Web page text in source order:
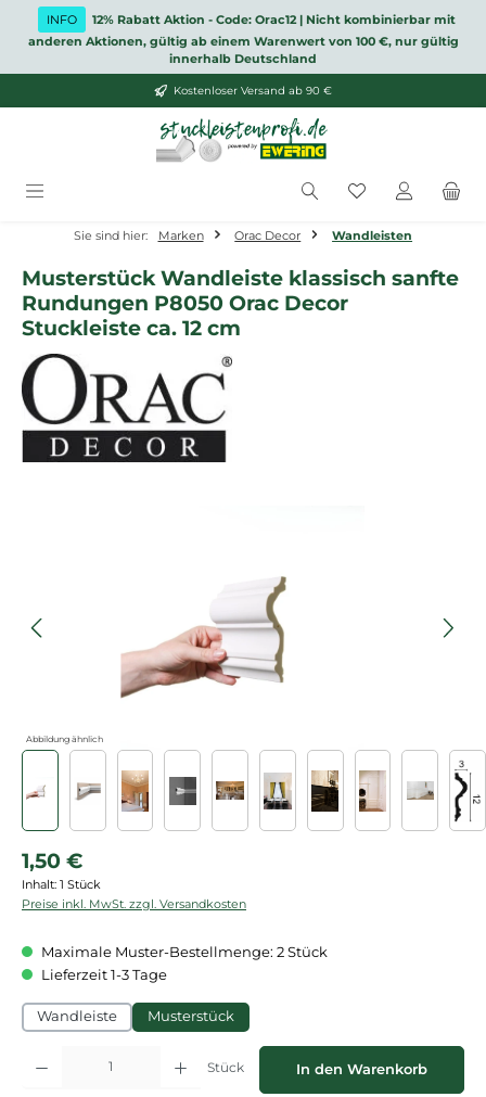
Zum Hauptinhalt springen
INFO
12% Rabatt Aktion - Code: Orac12 | Nicht kombinierbar mit
anderen Aktionen, gültig ab einem Warenwert von 100 €, nur gültig
innerhalb Deutschland
Kostenloser Versand ab 90 €
Du hast 0
Sie sind hier: Marken Orac Decor Wandleisten
Musterstück Wandleiste klassisch sanfte
Rundungen P8050 Orac Decor
Stuckleiste ca. 12 cm
Abbildung ähnlich
Regulärer Preis:
1,50 €
Inhalt: 1 Stück
Preise inkl. MwSt. zzgl. Versandkosten
Maximale Muster-Bestellmenge: 2 Stück
Lieferzeit 1-3 Tage
Wandleiste Musterstück
Produkt Anzahl: Gib den gewünschten Wert ein oder benutze die
Stück In den Warenkorb